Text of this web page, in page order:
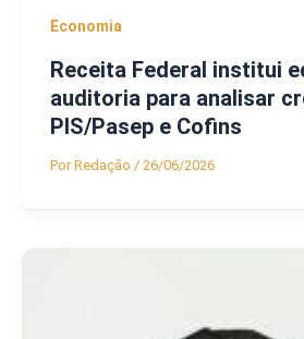
Economia
Receita Federal institui
auditoria para analisar
PIS/Pasep e Cofins
PorRedação / 26/06/2026